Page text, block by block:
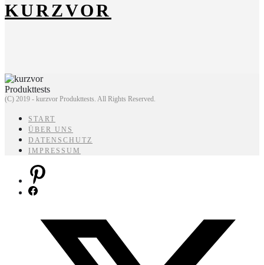
KURZVOR
(C) 2019 - kurzvor Produkttests. All Rights Reserved.
START
ÜBER UNS
DATENSCHUTZ
IMPRESSUM